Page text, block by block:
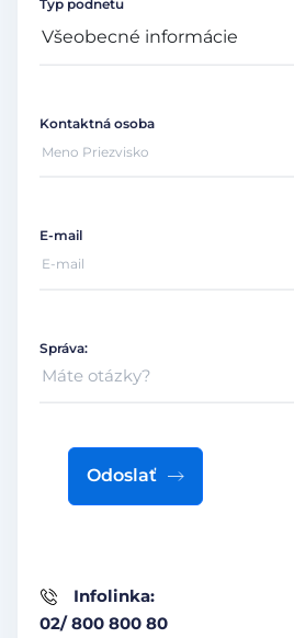
Infolinka:
02/ 800 800 80
Typ podnetu
Kontaktná osoba
E-mail
Správa:
Odoslať